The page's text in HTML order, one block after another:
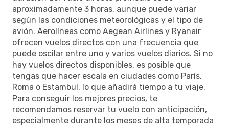
aproximadamente 3 horas, aunque puede variar
según las condiciones meteorológicas y el tipo de
avión. Aerolíneas como Aegean Airlines y Ryanair
ofrecen vuelos directos con una frecuencia que
puede oscilar entre uno y varios vuelos diarios. Si no
hay vuelos directos disponibles, es posible que
tengas que hacer escala en ciudades como París,
Roma o Estambul, lo que añadirá tiempo a tu viaje.
Para conseguir los mejores precios, te
recomendamos reservar tu vuelo con anticipación,
especialmente durante los meses de alta temporada